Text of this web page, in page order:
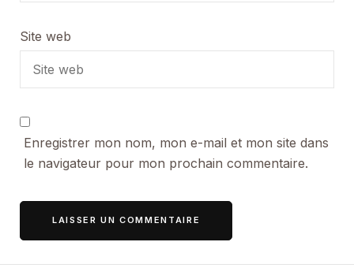
Site web
Enregistrer mon nom, mon e-mail et mon site dans
le navigateur pour mon prochain commentaire.